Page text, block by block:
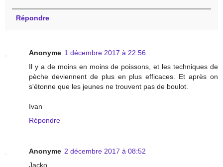
Répondre
Anonyme 1 décembre 2017 à 22:56
Il y a de moins en moins de poissons, et les techniques de
pèche deviennent de plus en plus efficaces. Et après on
s'étonne que les jeunes ne trouvent pas de boulot.
Ivan
Répondre
Anonyme 2 décembre 2017 à 08:52
Jacko